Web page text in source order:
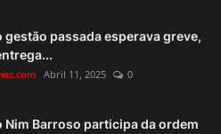
gestão passada esperava greve,
Abril 11, 2025 0
Nim Barroso participa da ordem